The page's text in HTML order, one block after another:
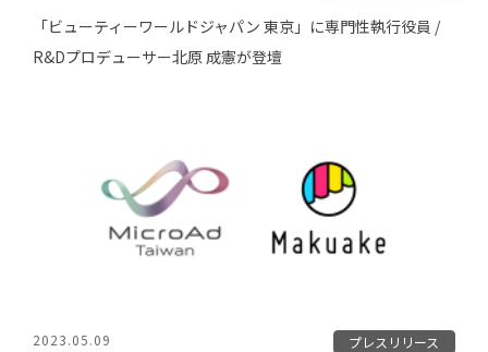
「ビューティーワールドジャパン 東京」に専門性執行役員 /
R&Dプロデューサー北原 成憲が登壇
2023.05.09 プレスリリース